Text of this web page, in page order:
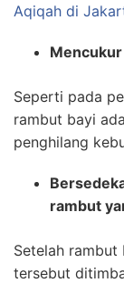
Aqiqah di
Seperti pada
rambut bayi
penghilang
rambut
Setelah
tersebut